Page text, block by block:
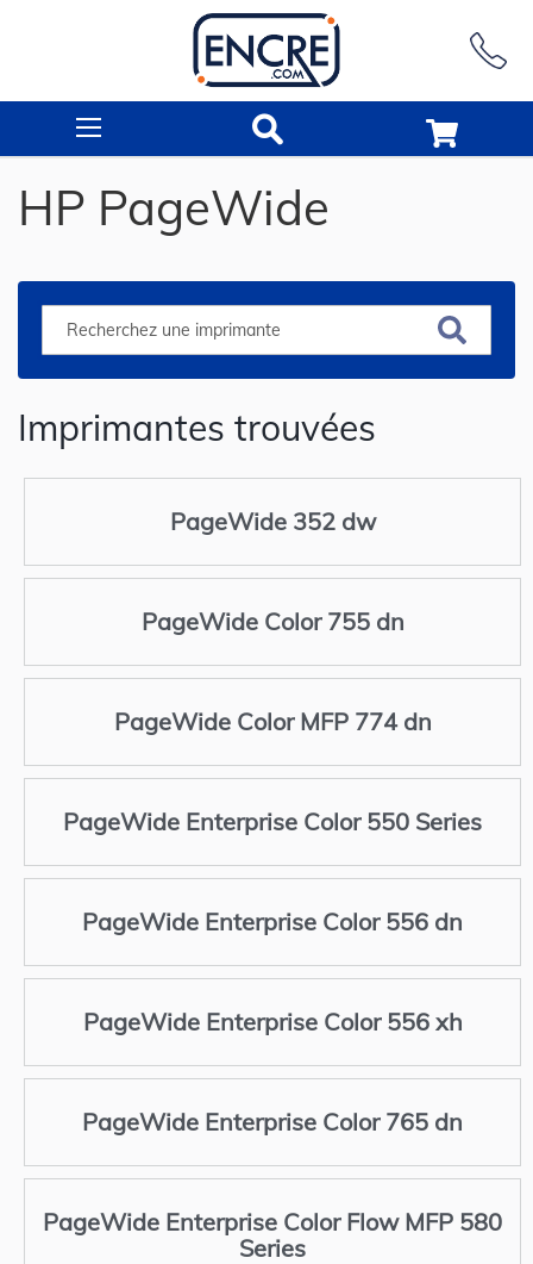
HP PageWide
Imprimantes trouvées
PageWide 352 dw
PageWide Color 755 dn
PageWide Color MFP 774 dn
PageWide Enterprise Color 550 Series
PageWide Enterprise Color 556 dn
PageWide Enterprise Color 556 xh
PageWide Enterprise Color 765 dn
PageWide Enterprise Color Flow MFP 580
Series